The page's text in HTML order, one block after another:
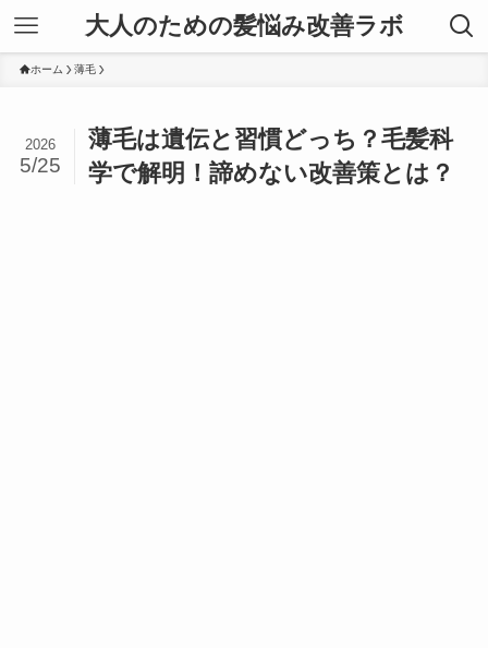
大人のための髪悩み改善ラボ
ホーム 薄毛
薄毛は遺伝と習慣どっち？毛髪科
学で解明！諦めない改善策とは？
2026
5/25